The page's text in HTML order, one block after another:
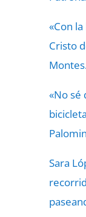
«Con
Cristo
«No sé
Sara